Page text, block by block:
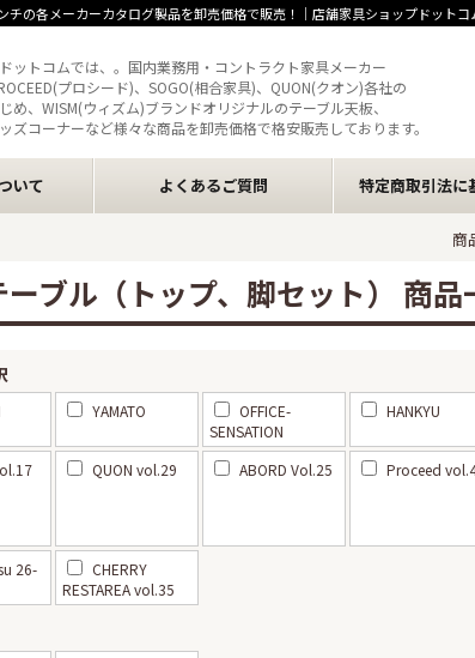
の各メーカーカタログ製品を卸売価格で販売！｜店舗家具ショップドットコ
ットコムでは、。国内業務用・コントラクト家具メーカー
プロシード)、SOGO(相合家具)、QUON(クオン)各社の
め、WISM(ウィズム)ブランドオリジナルのテーブル天板、
ズコーナーなど様々な商品を卸売価格で格安販売しております。
いて よくあるご質問 特定商取引法に
商
ブル（トップ、脚セット） 商品
YAMATO
OFFICE-
SENSATION
HANKYU
QUON vol.29 ABORD Vol.25 Proceed
26-
CHERRY
RESTAREA vol.35